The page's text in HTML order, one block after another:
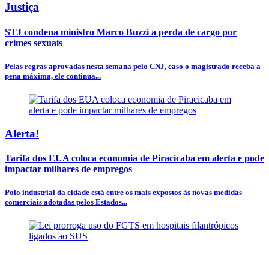
Justiça
STJ condena ministro Marco Buzzi a perda de cargo por
crimes sexuais
Pelas regras aprovadas nesta semana pelo CNJ, caso o magistrado receba a
pena máxima, ele continua...
Alerta!
Tarifa dos EUA coloca economia de Piracicaba em alerta e pode
impactar milhares de empregos
Polo industrial da cidade está entre os mais expostos às novas medidas
comerciais adotadas pelos Estados...